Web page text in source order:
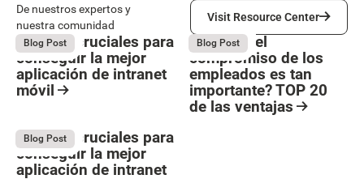
De nuestros expertos y
nuestra comunidad
Visit Resource Center
Visit Resource Center
May 27, 2026
Blog Post
5 pasos cruciales para
conseguir la mejor
aplicación de intranet
móvil
May 27, 2026
Blog Post
¿Por qué el
compromiso de los
empleados es tan
importante? TOP 20
de las ventajas
May 27, 2026
Blog Post
5 pasos cruciales para
conseguir la mejor
aplicación de intranet